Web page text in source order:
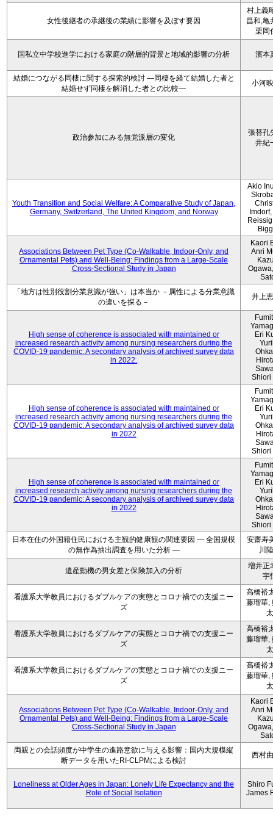
女性後継者の承継後の業績に影響を及ぼす要因
村上義
昌和,亀
栗岡
国私立中学校進学における家庭の階層的背景と地域的影響の分析 濱本
結婚につながる同棲に関する探索的検討 ―同棲を経て結婚した者と
結婚せず同棲を解消した者との比較―
小河
政治参加にみる無党派層の変化
張替孔
井紀
Youth Transition and Social Welfare: A Comparative Study of Japan,
Germany, Switzerland, The United Kingdom, and Norway
Akio
Associations Between Pet Type (Co-Walkable, Indoor-Only, and
Ornamental Pets) and Well-Being: Findings from a Large-Scale
Cross-Sectional Study in Japan
Kaori
Anri
「地方は性別役割分業意識が強い」は本当か －属性による分業意識
の違いを探る－
井上
High sense of coherence is associated with maintained or
increased research activity among nursing researchers during the
COVID-19 pandemic: A secondary analysis of archived survey data
in 2022.
Eri
Shiori
High sense of coherence is associated with maintained or
increased research activity among nursing researchers during the
COVID-19 pandemic: A secondary analysis of archived survey data
in 2022
Eri
Shiori
High sense of coherence is associated with maintained or
increased research activity among nursing researchers during the
COVID-19 pandemic: A secondary analysis of archived survey data
in 2022
Eri
Shiori
日本在住の外国籍住民における主観的健康観の関連要因 ― 全国規模
の無作為抽出調査を用いた分析 ―
安齋寿
川
遺産動機の男女差と保険加入の分析
増井正
宇
看護系大学教員におけるダブルケアの実態とコロナ禍での支援ニー
ズ
高橋裕
藤瑠華,
太
看護系大学教員におけるダブルケアの実態とコロナ禍での支援ニー
ズ
高橋裕
藤瑠華,
太
看護系大学教員におけるダブルケアの実態とコロナ禍での支援ニー
ズ
高橋裕
藤瑠華,
太
Associations Between Pet Type (Co-Walkable, Indoor-Only, and
Ornamental Pets) and Well-Being: Findings from a Large-Scale
Cross-Sectional Study in Japan
Kaori
Anri
両親との会話頻度が中学生の進路意欲に与える影響：国内大規模縦
断データを用いたRI-CLPMによる検討
西村
Loneliness at Older Ages in Japan: Lonely Life Expectancy and the
Role of Social Isolation
Shiro
James